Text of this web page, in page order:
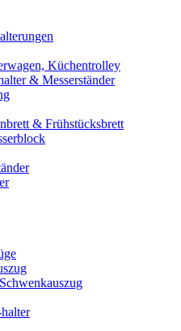
Küchentrolley
& Messerständer
& Frühstücksbrett